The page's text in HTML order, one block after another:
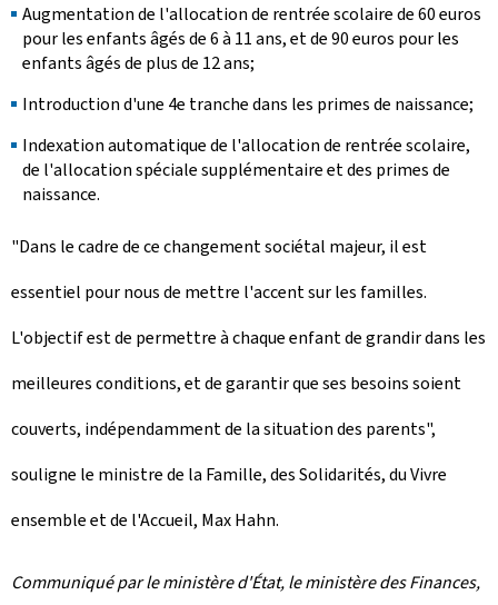
Augmentation de l'allocation de rentrée scolaire de 60 euros
pour les enfants âgés de 6 à 11 ans, et de 90 euros pour les
enfants âgés de plus de 12 ans;
Introduction d'une 4e tranche dans les primes de naissance;
Indexation automatique de l'allocation de rentrée scolaire,
de l'allocation spéciale supplémentaire et des primes de
naissance.
"Dans le cadre de ce changement sociétal majeur, il est
essentiel pour nous de mettre l'accent sur les familles.
L'objectif est de permettre à chaque enfant de grandir dans les
meilleures conditions, et de garantir que ses besoins soient
couverts, indépendamment de la situation des parents",
souligne le ministre de la Famille, des Solidarités, du Vivre
ensemble et de l'Accueil, Max Hahn.
Communiqué par le ministère d'État, le ministère des Finances,